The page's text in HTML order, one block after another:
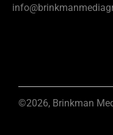
©2026, Brinkman